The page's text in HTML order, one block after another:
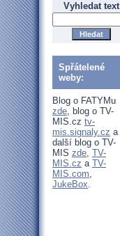
Vyhledat text
Spřátelené
weby:
Blog o FATYMu
zde, blog o TV-
MIS.cz tv-
mis.signaly.cz a
další blog o TV-
MIS zde, TV-
MIS.cz a TV-
MIS.com,
JukeBox.